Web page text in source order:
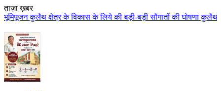
ताज़ा ख़बर
विकास के लिये की बड़ी-बड़ी सौगातों की घोषणा कुलैथ क्षेत्र की जनता ने